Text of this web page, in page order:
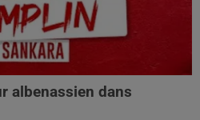
albenassien dans